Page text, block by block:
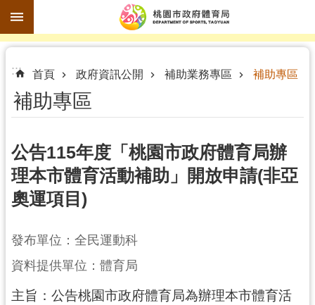
跳到主要內容區塊
進
階
搜
尋
訊
息
告
認
體
::: 首頁 政府資訊公開 補助業務專區 補助專區
補助專區
公告115年度「桃園市政府體育局辦
理本市體育活動補助」開放申請(非亞
奧運項目)
發布單位：全民運動科
資料提供單位：體育局
主旨：公告桃園市政府體育局為辦理本市體育活